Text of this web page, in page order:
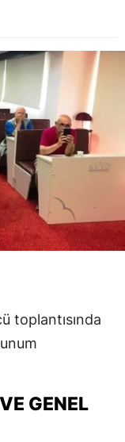
toplantısında
GENEL